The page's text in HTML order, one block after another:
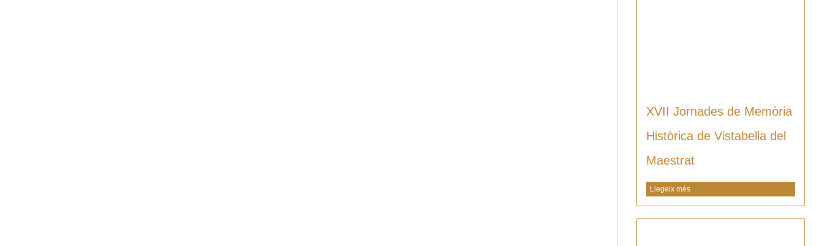
XVII Jornades de Memòria
Històrica de Vistabella del
Maestrat
Llegeix més